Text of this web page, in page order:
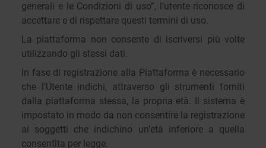
generali e le Condizioni di uso”, l’utente riconosce di
accettare e di rispettare questi termini di uso.
La piattaforma non consente di iscriversi più volte
utilizzando gli stessi dati.
In fase di registrazione alla Piattaforma è necessario
che l’Utente indichi, attraverso gli strumenti forniti
dalla piattaforma stessa, la propria età. Il sistema è
impostato in modo da non consentire la registrazione
ai soggetti che indichino un’età inferiore a quella
consentita per legge.